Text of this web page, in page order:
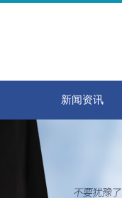
新闻资讯